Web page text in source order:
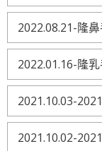
2022.08.21-隆
2022.01.16-隆
2021.10.03-
2021.10.02-